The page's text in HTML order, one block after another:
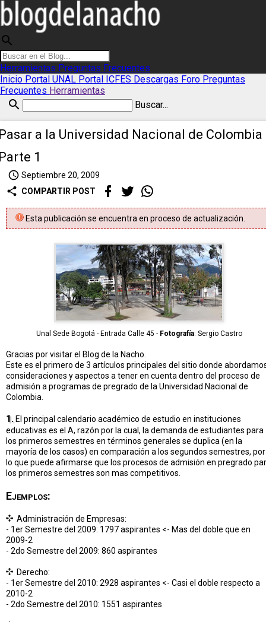
search
Herramientas Preguntas Frecuentes
Inicio Portal UNAL Portal ICFES Descargas Foro Preguntas
Frecuentes Herramientas
search Buscar...
a la Universidad Nacional de Colombia
1
access_time Septiembre 20, 2009
share COMPARTIR POST
Esta publicación se encuentra en proceso de actualización.
Unal Sede Bogotá - Entrada Calle 45 - Fotografía: Sergio Castro
Gracias por visitar el Blog de la Nacho.
Este es el primero de 3 artículos principales del sitio donde
consideraciones y aspectos a tener en cuenta dentro del proceso de
admisión a programas de pregrado de la Universidad Nacional de
Colombia.
1. El principal calendario académico de estudio en instituciones
educativas es el A, razón por la cual, la demanda de estudiantes para
los primeros semestres en términos generales se duplica (en la
mayoría de los casos) en comparación a los segundos semestres, por
lo que puede afirmarse que los procesos de admisión en pregrado
los primeros semestres son mas competitivos.
Ejemplos:
Administración de Empresas:
- 1er Semestre del 2009: 1797 aspirantes <- Mas del doble que en
2009-2
- 2do Semestre del 2009: 860 aspirantes
Derecho:
- 1er Semestre del 2010: 2928 aspirantes <- Casi el doble respecto a
2010-2
- 2do Semestre del 2010: 1551 aspirantes